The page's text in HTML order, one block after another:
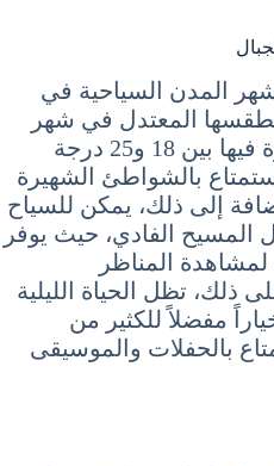
المدن السياحية في
المعتدل في شهر
يوليو. تتراوح درجات الحرارة فيها بين 18 و25 درجة
بالشواطئ الشهيرة
إلى ذلك، يمكن للسياح
المسيح الفادي، حيث يوفر
المناظر
ذلك، تظل الحياة الليلية
مفضلاً للكثير من
بالحفلات والموسيقى